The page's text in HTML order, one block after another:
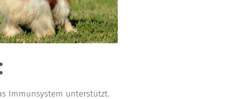
Immunsystem unterstützt.